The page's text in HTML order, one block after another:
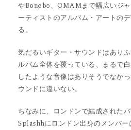
やBonobo、OMAMまで幅広いジ
ーティストのアルバム・アートの
る。
気だるいギター・サウンドはあり
ルバム全体を覆っている、まるで
したような音像はありそうでなか
ウンドに違いない。
ちなみに、ロンドンで結成されたバ
Splashhにロンドン出身のメンバ